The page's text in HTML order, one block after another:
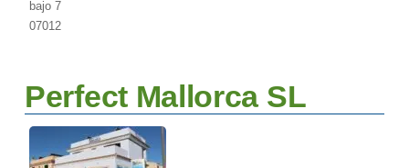
bajo 7
07012
Perfect Mallorca SL